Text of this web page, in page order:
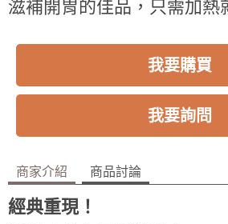
滋補開胃的佳品，只需加熱
我要購買
我要詢問
商家介紹 商品討論
經典重現！